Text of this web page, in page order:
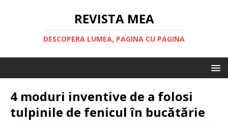
REVISTA MEA
DESCOPERA LUMEA, PAGINA CU PAGINA
4 moduri inventive de a folosi
tulpinile de fenicul în bucătărie